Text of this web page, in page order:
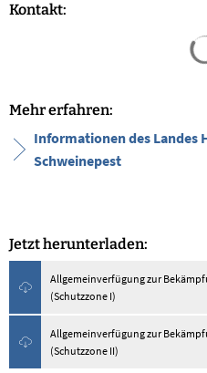
Kontakt:
Mehr erfahren:
Informationen des Landes
Schweinepest
Jetzt herunterladen:
Allgemeinverfügung zur
(Schutzzone I)
Allgemeinverfügung zur
(Schutzzone II)